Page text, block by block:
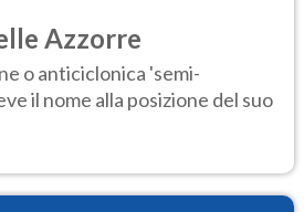
Azzorre
o anticiclonica 'semi-
il nome alla posizione del suo